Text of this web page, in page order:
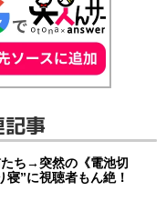
記事
ち→突然の《電池切
”に視聴者もん絶！